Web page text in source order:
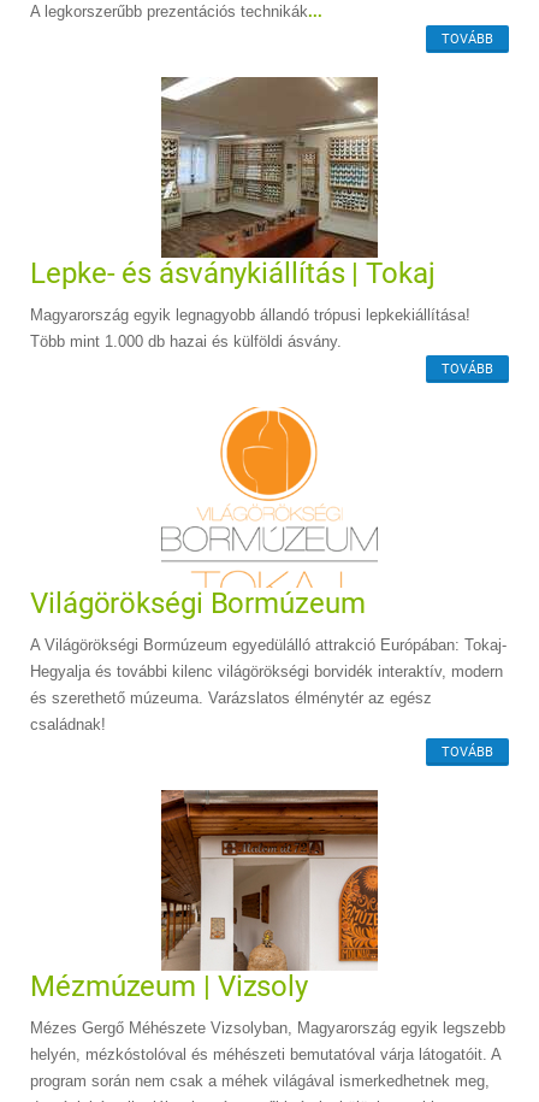
A legkorszerűbb prezentációs technikák...
TOVÁBB
Lepke- és ásványkiállítás | Tokaj
Magyarország egyik legnagyobb állandó trópusi lepkekiállítása!
Több mint 1.000 db hazai és külföldi ásvány.
TOVÁBB
Világörökségi Bormúzeum
A Világörökségi Bormúzeum egyedülálló attrakció Európában: Tokaj-
Hegyalja és további kilenc világörökségi borvidék interaktív, modern
és szerethető múzeuma. Varázslatos élménytér az egész
családnak!
TOVÁBB
Mézmúzeum | Vizsoly
Mézes Gergő Méhészete Vizsolyban, Magyarország egyik legszebb
helyén, mézkóstolóval és méhészeti bemutatóval várja látogatóit. A
program során nem csak a méhek világával ismerkedhetnek meg,